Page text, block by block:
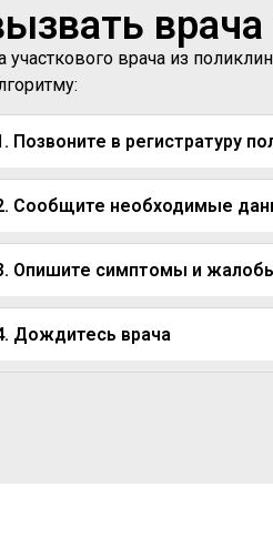
врача из
Позвоните в регистратуру
Сообщите необходимые
Опишите симптомы и
Дождитесь врача